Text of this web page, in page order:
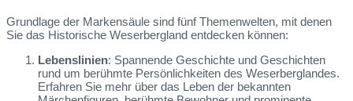
Grundlage der Markensäule sind fünf Themenwelten, mit denen
Sie das Historische Weserbergland entdecken können:
Lebenslinien: Spannende Geschichte und Geschichten
rund um berühmte Persönlichkeiten des Weserberglandes.
Erfahren Sie mehr über das Leben der bekannten